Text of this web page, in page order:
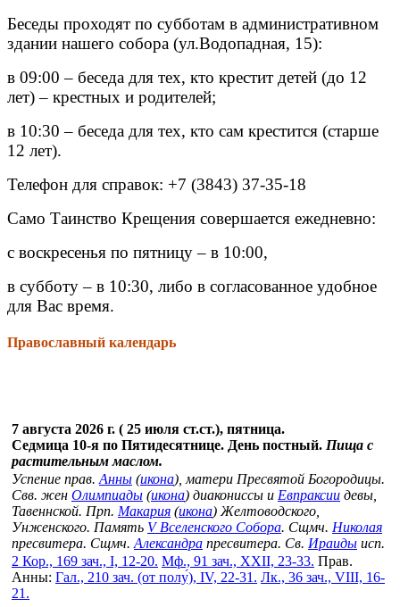
Беседы проходят по субботам в административном
здании нашего собора (ул.Водопадная, 15):
в 09:00 – беседа для тех, кто крестит детей (до 12
лет) – крестных и родителей;
в 10:30 – беседа для тех, кто сам крестится (старше
12 лет).
Телефон для справок: +7 (3843) 37-35-18
Само Таинство Крещения совершается ежедневно:
с воскресенья по пятницу – в 10:00,
в субботу – в 10:30, либо в согласованное удобное
для Вас время.
Православный календарь
7 августа 2026 г. ( 25 июля ст.ст.), пятница.
Седмица 10-я по Пятидесятнице. День постный. Пища с
растительным маслом.
Успение прав. Анны (икона), матери Пресвятой Богородицы.
Свв. жен Олимпиады (икона) диакониссы и Евпраксии девы,
Тавеннской. Прп. Макария (икона) Желтоводского,
Унженского. Память V Вселенского Собора. Сщмч. Николая
пресвитера. Сщмч. Александра пресвитера. Св. Ираиды исп.
2 Кор., 169 зач., I, 12-20. Мф., 91 зач., XXII, 23-33. Прав.
Анны: Гал., 210 зач. (от полу́), IV, 22-31. Лк., 36 зач., VIII, 16-
21.